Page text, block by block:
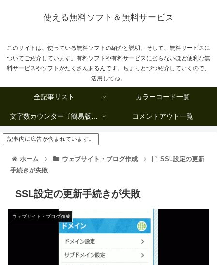
使える無料ソフト＆無料サービス
このサイトは、使っている無料ソフトの紹介と説明。そして、無料サービスに
ついてご紹介しています。有料ソフトや有料サービスに劣らないほど便利な無
料サービスやソフトがたくさんあるんです。ちょっとづつ紹介していくので、
活用してね。
全記事リスト カラーコード一覧
文字数カウンター〔簡易版複数行タイプ〕 コメントアウト一覧
記事内に広告が含まれています。
ホーム ウェブサイト・ブログ作成
SSL設定の更新
手続きが失敗
SSL設定の更新手続きが失敗
ウェブサイト・ブログ作成